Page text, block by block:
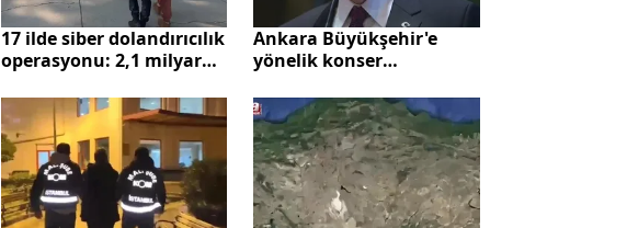
17 ilde siber dolandırıcılık
operasyonu: 2,1 milyar
Ankara Büyükşehir'e
yönelik konser
gelişme! Sanıklara adli
kontrol kararı